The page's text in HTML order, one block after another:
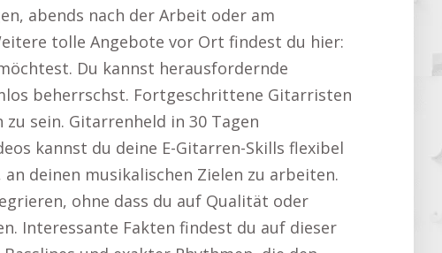
abends nach der Arbeit oder am
tolle Angebote vor Ort findest du hier:
Du kannst herausfordernde
beherrschst. Fortgeschrittene Gitarristen
sein. Gitarrenheld in 30 Tagen
kannst du deine E-Gitarren-Skills flexibel
deinen musikalischen Zielen zu arbeiten.
ohne dass du auf Qualität oder
Interessante Fakten findest du auf dieser